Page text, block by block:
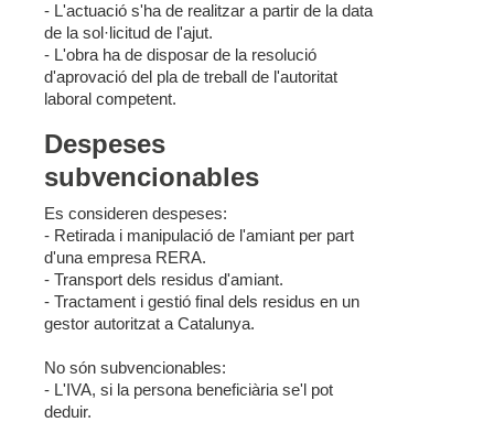
- L'actuació s'ha de realitzar a partir de la data
de la sol·licitud de l'ajut.
- L'obra ha de disposar de la resolució
d'aprovació del pla de treball de l'autoritat
laboral competent.
Despeses
subvencionables
Es consideren despeses:
- Retirada i manipulació de l'amiant per part
d'una empresa RERA.
- Transport dels residus d'amiant.
- Tractament i gestió final dels residus en un
gestor autoritzat a Catalunya.
No són subvencionables:
- L'IVA, si la persona beneficiària se'l pot
deduir.